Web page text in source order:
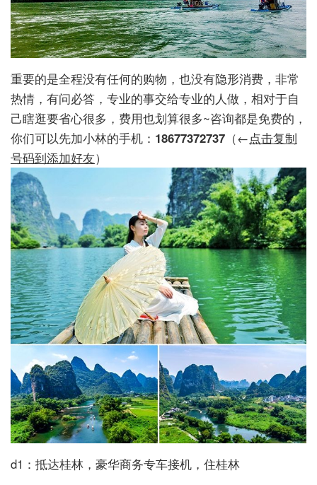
重要的是全程没有任何的购物，也没有隐形消费，非常
热情，有问必答，专业的事交给专业的人做，相对于自
己瞎逛要省心很多，费用也划算很多~咨询都是免费的，
你们可以先加小林的手机： 18677372737 （←点击复制
号码到添加好友）
d1：抵达桂林，豪华商务专车接机，住桂林